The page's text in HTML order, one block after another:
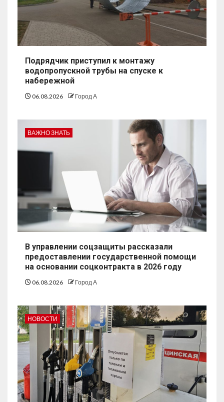
Подрядчик приступил к монтажу
водопропускной трубы на спуске к
набережной
06.08.2026 Город А
ВАЖНО ЗНАТЬ
В управлении соцзащиты рассказали
предоставлении государственной помощи
на основании соцконтракта в 2026 году
06.08.2026 Город А
НОВОСТИ